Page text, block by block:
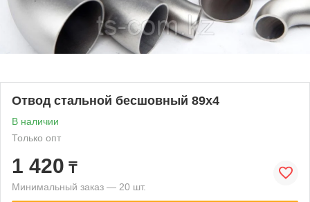
Отвод стальной бесшовный 89х4
В наличии
Только опт
1 420 ₸
Минимальный заказ — 20 шт.